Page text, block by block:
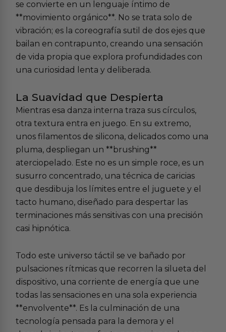
se convierte en un lenguaje íntimo de
**movimiento orgánico**. No se trata solo de
vibración; es la coreografía sutil de dos ejes que
bailan en contrapunto, creando una sensación
de vida propia que explora profundidades con
una curiosidad lenta y deliberada.
La Suavidad que Despierta
Mientras esa danza interna traza sus círculos,
otra textura entra en juego. En su extremo,
unos filamentos de silicona, delicados como una
pluma, despliegan un **brushing**
aterciopelado. Este no es un simple roce, es un
susurro concentrado, una técnica de caricias
que desdibuja los límites entre el juguete y el
tacto humano, diseñado para despertar las
terminaciones más sensitivas con una precisión
casi hipnótica.
Todo este universo táctil se ve bañado por
pulsaciones rítmicas que recorren la silueta del
dispositivo, una corriente de energía que une
todas las sensaciones en una sola experiencia
**envolvente**. Es la culminación de una
tecnología pensada para la demora y el